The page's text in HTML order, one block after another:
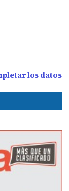
los datos